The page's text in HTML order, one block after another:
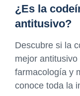
¿Es la
antitusivo?
Descubre si la
mejor
farmacología y
conoce toda la